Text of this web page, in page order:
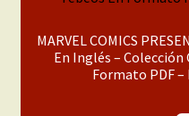
MARVEL COMICS
En Inglés – Colección
Formato PDF